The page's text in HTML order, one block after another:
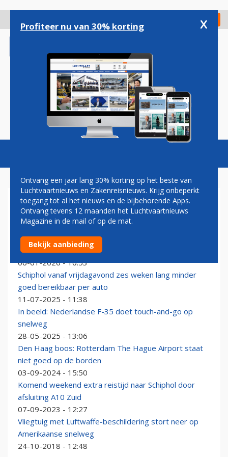
gaan
Check in
Magazine Podcasts Vacatures
SNELWEG
Geen duidelijkheid over toedracht crash eenmotorig
toestel op A58
06-01-2026 - 10:53
Schiphol vanaf vrijdagavond zes weken lang minder
goed bereikbaar per auto
11-07-2025 - 11:38
In beeld: Nederlandse F-35 doet touch-and-go op
snelweg
28-05-2025 - 13:06
Den Haag boos: Rotterdam The Hague Airport staat
niet goed op de borden
03-09-2024 - 15:50
Komend weekend extra reistijd naar Schiphol door
afsluiting A10 Zuid
07-09-2023 - 12:27
Vliegtuig met Luftwaffe-beschildering stort neer op
Amerikaanse snelweg
24-10-2018 - 12:48
Profiteer nu van 30% korting x
Ontvang een jaar lang 30% korting op het beste van
Luchtvaartnieuws en Zakenreisnieuws. Krijg onbeperkt
toegang tot al het nieuws en de bijbehorende Apps.
Ontvang tevens 12 maanden het Luchtvaartnieuws
Magazine in de mail of op de mat.
Bekijk aanbieding